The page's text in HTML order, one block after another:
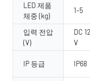
LED 제품
체중 (kg)
1-5
입력 전압
(V)
DC
V
IP 등급 IP68